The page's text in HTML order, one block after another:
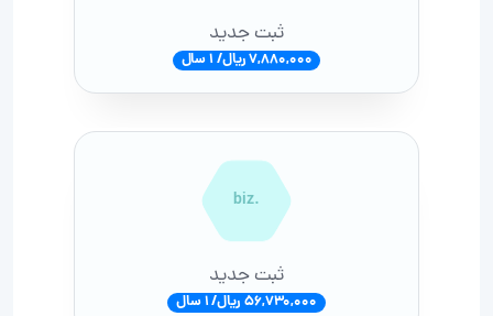
ثبت جدید
7,880,000 ریال/ 1 سال
.biz
ثبت جدید
56,730,000 ریال/ 1 سال